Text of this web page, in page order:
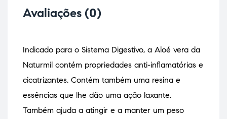
Avaliações (0)
Indicado para o Sistema Digestivo, a Aloé vera da
Naturmil contém propriedades anti-inflamatórias e
cicatrizantes. Contém também uma resina e
essências que lhe dão uma ação laxante.
Também ajuda a atingir e a manter um peso